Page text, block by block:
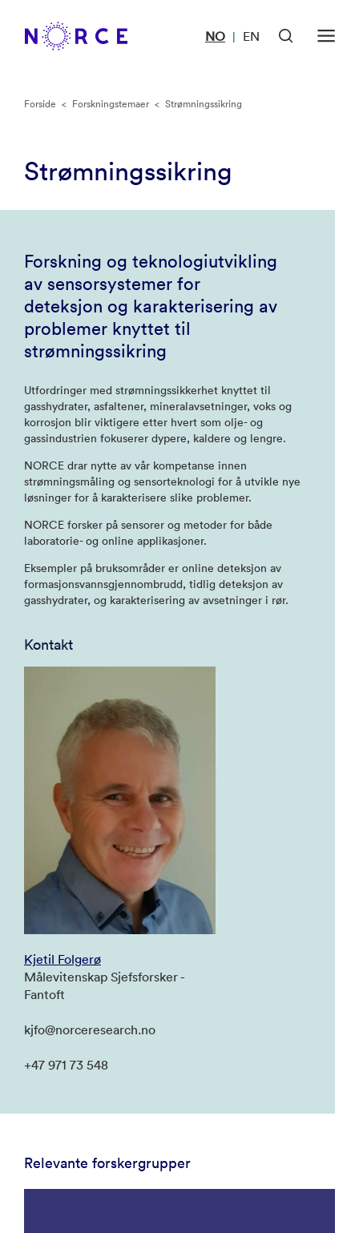
NO | EN
Forside < Forskningstemaer < Strømningssikring
Strømningssikring
Forskning og teknologiutvikling
av sensorsystemer for
deteksjon og karakterisering av
problemer knyttet til
strømningssikring
Utfordringer med strømningssikkerhet knyttet til
gasshydrater, asfaltener, mineralavsetninger, voks og
korrosjon blir viktigere etter hvert som olje- og
gassindustrien fokuserer dypere, kaldere og lengre.
NORCE drar nytte av vår kompetanse innen
strømningsmåling og sensorteknologi for å utvikle nye
løsninger for å karakterisere slike problemer.
NORCE forsker på sensorer og metoder for både
laboratorie- og online applikasjoner.
Eksempler på bruksområder er online deteksjon av
formasjonsvannsgjennombrudd, tidlig deteksjon av
gasshydrater, og karakterisering av avsetninger i rør.
Kontakt
Kjetil Folgerø
Målevitenskap Sjefsforsker -
Fantoft
kjfo@norceresearch.no
+47 971 73 548
Relevante forskergrupper